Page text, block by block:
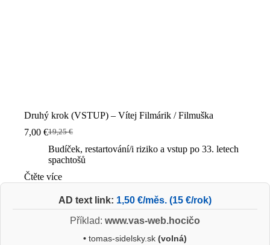
Druhý krok (VSTUP) – Vítej Filmárik / Filmuška
19,25€
Původní
cena
byla:
7,00 €Aktuální
cena
je:
Budíček, restartování/i riziko a vstup po 33. letech
spachtošů
Čtěte více
AD text link: 1,50 €/měs. (15 €/rok)
Příklad: www.vas-web.hocičo
• tomas-sidelsky.sk (volná)